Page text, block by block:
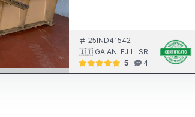
25IND41542
🇮🇹 GAIANI F.LLI SRL
5
4